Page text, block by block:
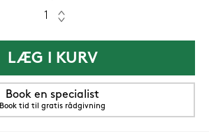
LÆG I KURV
Book en specialist
Book tid til gratis rådgivning